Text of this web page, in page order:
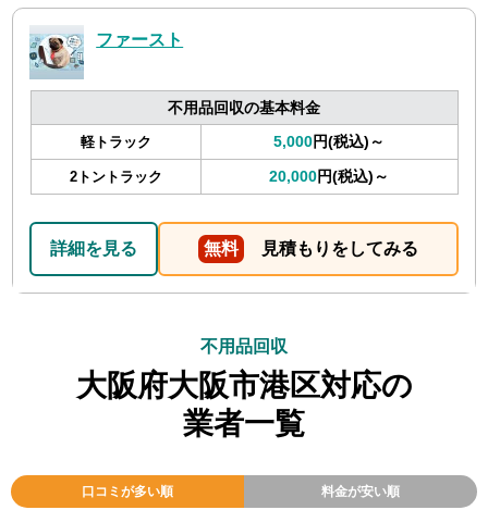
ファースト
不用品回収の基本料金
軽トラック 5,000円(税込)～
2トントラック 20,000円(税込)～
詳細を見る 無料 見積もりをしてみる
不用品回収
大阪府大阪市港区対応の
業者一覧
口コミが多い順 料金が安い順